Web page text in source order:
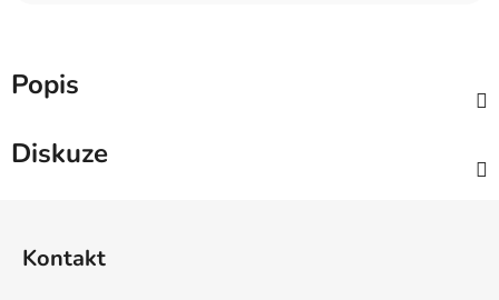
Popis
Diskuze
Kontakt